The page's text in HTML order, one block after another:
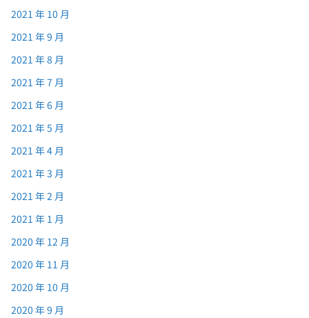
2021 年 10 月
2021 年 9 月
2021 年 8 月
2021 年 7 月
2021 年 6 月
2021 年 5 月
2021 年 4 月
2021 年 3 月
2021 年 2 月
2021 年 1 月
2020 年 12 月
2020 年 11 月
2020 年 10 月
2020 年 9 月